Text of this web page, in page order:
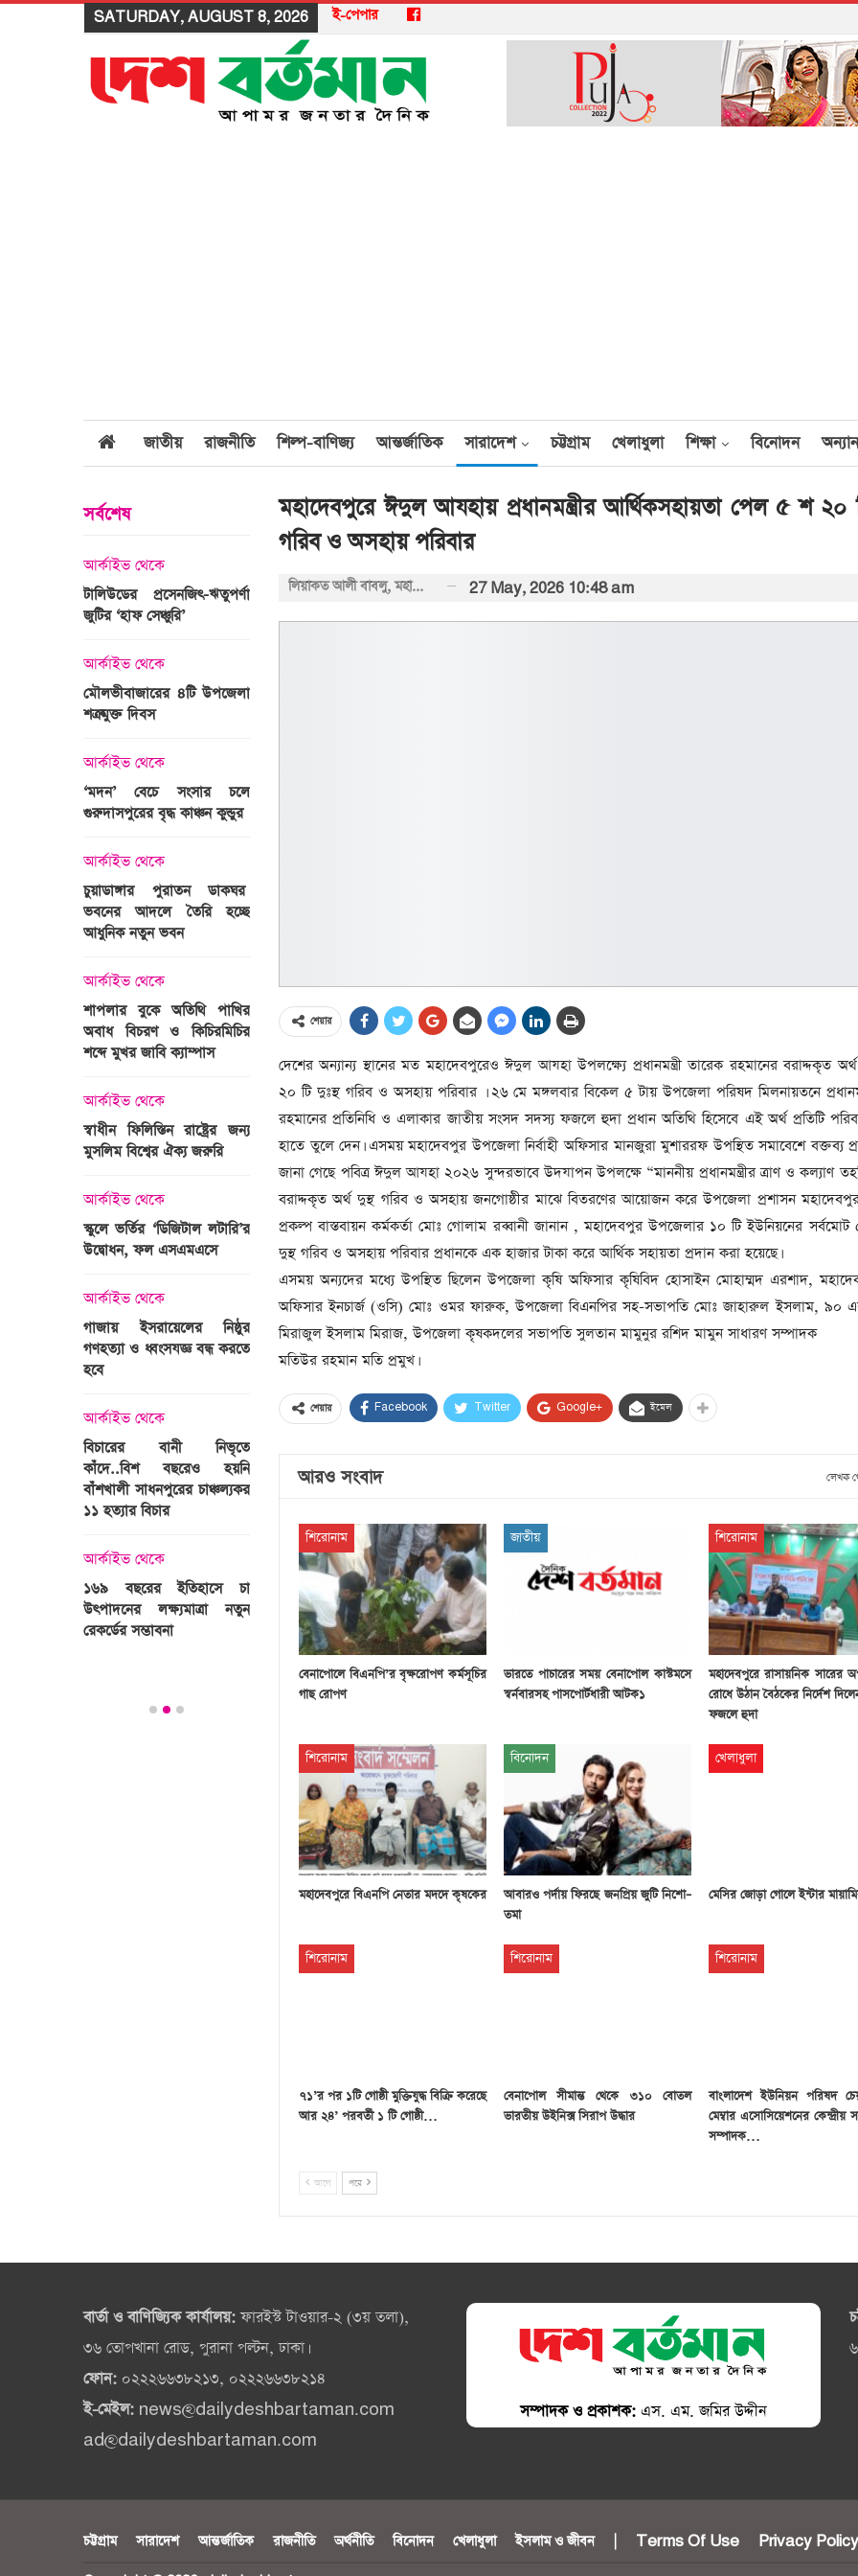
SATURDAY, AUGUST 8, 2026 ই-পেপার
জাতীয় রাজনীতি শিল্প-বাণিজ্য আন্তর্জাতিক সারাদেশ চট্টগ্রাম খেলাধুলা শিক্ষা বিনোদন
মহাদেবপুরে ঈদুল আযহায় প্রধানমন্ত্রীর আর্থিকসহায়তা পেল ৫ শ ২০
গরিব ও অসহায় পরিবার
লিয়াকত আলী বাবলু, মহাদেবপুর 27 May, 2026 10:48 am
শেয়ার
দেশের অন্যান্য স্থানের মত মহাদেবপুরেও ঈদুল আযহা উপলক্ষ্যে প্রধানমন্ত্রী তারেক রহমানের বরাদ্দকৃত
২০ টি দুঃস্থ গরিব ও অসহায় পরিবার । ২৬ মে মঙ্গলবার বিকেল ৫ টায় উপজেলা পরিষদ মিলনায়তনে
রহমানের প্রতিনিধি ও এলাকার জাতীয় সংসদ সদস্য ফজলে হুদা প্রধান অতিথি হিসেবে এই অর্থ প্রতিটি
হাতে তুলে দেন। এসময় মহাদেবপুর উপজেলা নির্বাহী অফিসার মানজুরা মুশাররফ উপস্থিত সমাবেশে বক্তব্য
জানা গেছে পবিত্র ঈদুল আযহা ২০২৬ সুন্দরভাবে উদযাপন উপলক্ষে “মাননীয় প্রধানমন্ত্রীর ত্রাণ ও কল্যাণ
বরাদ্দকৃত অর্থ দুস্থ গরিব ও অসহায় জনগোষ্ঠীর মাঝে বিতরণের আয়োজন করে উপজেলা প্রশাসন
প্রকল্প বাস্তবায়ন কর্মকর্তা মোঃ গোলাম রব্বানী জানান , মহাদেবপুর উপজেলার ১০ টি ইউনিয়নের
দুস্থ গরিব ও অসহায় পরিবার প্রধানকে এক হাজার টাকা করে আর্থিক সহায়তা প্রদান করা হয়েছে।
এসময় অন্যদের মধ্যে উপস্থিত ছিলেন উপজেলা কৃষি অফিসার কৃষিবিদ হোসাইন মোহাম্মদ এরশাদ,
অফিসার ইনচার্জ (ওসি) মোঃ ওমর ফারুক, উপজেলা বিএনপির সহ-সভাপতি মোঃ জাহারুল ইসলাম, ৯০ এর
মিরাজুল ইসলাম মিরাজ, উপজেলা কৃষকদলের সভাপতি সুলতান মামুনুর রশিদ মামুন সাধারণ সম্পাদক
মতিউর রহমান মতি প্রমুখ।
শেয়ার Facebook Twitter Google+ ইমেল
আরও সংবাদ লেখক
শিরোনাম
বেনাপোলে বিএনপি’র বৃক্ষরোপণ কর্মসূচির
গাছ রোপণ
জাতীয়
ভারতে পাচারের সময় বেনাপোল কাস্টমসে
স্বর্নবারসহ পাসপোর্টধারী আটক১
শিরোনাম
মহাদেবপুরে রাসায়নিক সারের
রোধে উঠান বৈঠকের নির্দেশ
ফজলে হুদা
শিরোনাম
মহাদেবপুরে বিএনপি নেতার মদদে কৃষকের
বিনোদন
আবারও পর্দায় ফিরছে জনপ্রিয় জুটি নিশো–
তমা
খেলাধুলা
মেসির জোড়া গোলে ইন্টার
শিরোনাম
৭১’র পর ১টি গোষ্ঠী মুক্তিযুদ্ধ বিক্রি করেছে
আর ২৪’ পরবর্তী ১ টি গোষ্ঠী…
শিরোনাম
বেনাপোল সীমান্ত থেকে ৩১০ বোতল
ভারতীয় উইনিক্স সিরাপ উদ্ধার
শিরোনাম
বাংলাদেশ ইউনিয়ন পরিষদ
মেম্বার এসোসিয়েশনের কেন্দ্রীয়
সম্পাদক…
আগে পরে
সর্বশেষ
আর্কাইভ থেকে
টালিউডের প্রসেনজিৎ-ঋতুপর্ণা
জুটির ‘হাফ সেঞ্চুরি’
আর্কাইভ থেকে
মৌলভীবাজারের ৪টি উপজেলা
শত্রুমুক্ত দিবস
আর্কাইভ থেকে
‘মদন’ বেচে সংসার চলে
গুরুদাসপুরের বৃদ্ধ কাঞ্চন কুন্ডুর
আর্কাইভ থেকে
চুয়াডাঙ্গার পুরাতন ডাকঘর
ভবনের আদলে তৈরি হচ্ছে
আধুনিক নতুন ভবন
আর্কাইভ থেকে
শাপলার বুকে অতিথি পাখির
অবাধ বিচরণ ও কিচিরমিচির
শব্দে মুখর জাবি ক্যাম্পাস
আর্কাইভ থেকে
স্বাধীন ফিলিস্তিন রাষ্ট্রের জন্য
মুসলিম বিশ্বের ঐক্য জরুরি
আর্কাইভ থেকে
স্কুলে ভর্তির ‘ডিজিটাল লটারি’র
উদ্বোধন, ফল এসএমএসে
আর্কাইভ থেকে
গাজায় ইসরায়েলের নিষ্ঠুর
গণহত্যা ও ধ্বংসযজ্ঞ বন্ধ করতে
হবে
আর্কাইভ থেকে
বিচারের বানী নিভৃতে
কাঁদে..বিশ বছরেও হয়নি
বাঁশখালী সাধনপুরের চাঞ্চল্যকর
১১ হত্যার বিচার
আর্কাইভ থেকে
১৬৯ বছরের ইতিহাসে চা
উৎপাদনের লক্ষ্যমাত্রা নতুন
রেকর্ডের সম্ভাবনা
শ্রীগোবিন্দপুর চা বাগানের লেক
আন্তর্জাতিক
অজ্ঞাত বন্দুকধারীর গুলিতে
মাওলানা তারেক জামিলের
আন্তর্জাতিক
বিশ্বকাপ ইাতহাসে সাকিবের
আরেকটি রেকর্ড
আর্কাইভ থেকে
টানেল উদ্বোধন : প্রধানমন্ত্রীর
জনসভায় যোগ দিচ্ছেন দলীয়
নেতাকর্মীরা
আর্কাইভ থেকে
ভারতজুড়ে চলছে ‘মুজিব:একটি
জাতির রূপকার ’সিনেমার
প্রচারণা
স্বামীকে বেঁধে স্ত্রীকে গণধর্ষণ, ২
ধর্ষককে পুলিশে দিল মা-বাবা
আর্কাইভ থেকে
প্রস্তুত গাবতলীর হাট
এক দিনে ৪০ হিজবুল্লাহ
দেশের ১১তম প্রধানমন্ত্রী হলেন
তারেক রহমান
আর্কাইভ থেকে
নতুন মন্ত্রিসভা ৫০ সদস্যের হতে
পারে, ২৫ পূর্ণমন্ত্রী, প্রতিমন্ত্রী
আর্কাইভ থেকে
সাবেক প্রধানমন্ত্রী খালেদা
জিয়ার মৃত্যুতে ৩ দিনের রাষ্ট্রীয়
শোক, প্রজ্ঞাপন জারি
দেশনেত্রী বেগম খালেদা জিয়া
মসজিদ:দানবাক্সে মিলল রেকর্ড
৬ কোটি ৩২ লাখ টাকা
আর্কাইভ থেকে
৫ বছর পর পর নির্বাচনি
সহিংসতার অভিঘাতে পর্যটন
খাত
বার্তা ও বাণিজ্যিক কার্যালয়:ফারইস্ট টাওয়ার-২ (৩য় তলা),
৩৬ তোপখানা রোড, পুরানা পল্টন, ঢাকা।
ফোন: ০২২২৬৬৩৮২১৩, ০২২২৬৬৩৮২১৪
ই-মেইল: news@dailydeshbartaman.com
ad@dailydeshbartaman.com
সম্পাদক ও প্রকাশক: এস. এম. জমির উদ্দীন
চট্টগ্রাম সারাদেশ আন্তর্জাতিক রাজনীতি অর্থনীতি বিনোদন খেলাধুলা ইসলাম ও জীবন Terms Of Use Privacy Policy